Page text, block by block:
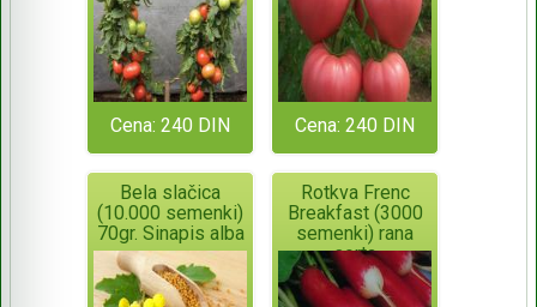
Cena: 240 DIN Cena: 240 DIN
Bela slačica
(10.000 semenki)
70gr. Sinapis alba
Rotkva Frenc
Breakfast (3000
semenki) rana
sorta